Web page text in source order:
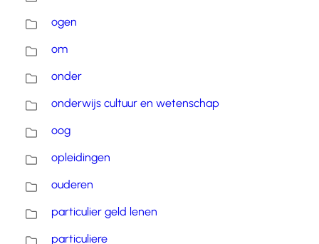
ogen
om
onder
onderwijs cultuur en wetenschap
oog
opleidingen
ouderen
particulier geld lenen
particuliere